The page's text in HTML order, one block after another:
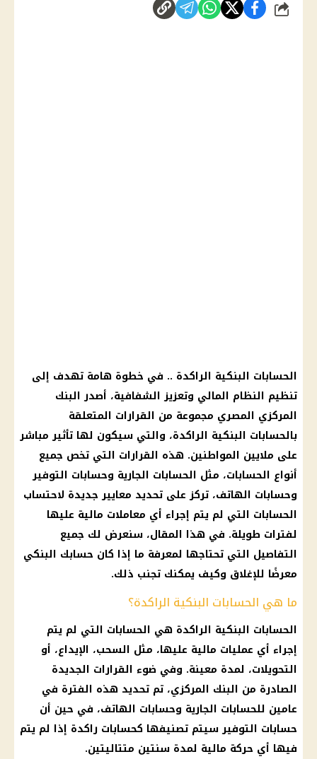
شارك
الحسابات البنكية الراكدة .. في خطوة هامة تهدف إلى
تنظيم النظام المالي وتعزيز الشفافية، أصدر البنك
المركزي المصري مجموعة من القرارات المتعلقة
بالحسابات البنكية الراكدة، والتي سيكون لها تأثير مباشر
على ملايين المواطنين. هذه القرارات التي تخص جميع
أنواع الحسابات، مثل الحسابات الجارية وحسابات التوفير
وحسابات الهاتف، تركز على تحديد معايير جديدة لاحتساب
الحسابات التي لم يتم إجراء أي معاملات مالية عليها
لفترات طويلة. في هذا المقال، سنعرض لك جميع
التفاصيل التي تحتاجها لمعرفة ما إذا كان حسابك البنكي
معرضًا للإغلاق وكيف يمكنك تجنب ذلك.
ما هي الحسابات البنكية الراكدة؟
الحسابات البنكية الراكدة هي الحسابات التي لم يتم
إجراء أي عمليات مالية عليها، مثل السحب، الإيداع، أو
التحويلات، لمدة معينة. وفي ضوء القرارات الجديدة
الصادرة من البنك المركزي، تم تحديد هذه الفترة في
عامين للحسابات الجارية وحسابات الهاتف، في حين أن
حسابات التوفير سيتم تصنيفها كحسابات راكدة إذا لم يتم
فيها أي حركة مالية لمدة سنتين متتاليتين.